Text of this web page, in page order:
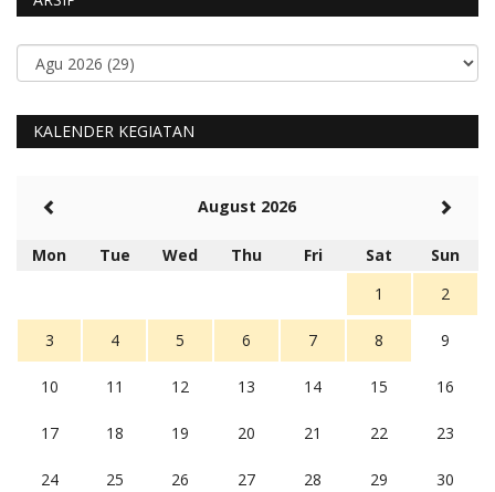
KALENDER KEGIATAN
August 2026
Mon Tue Wed Thu Fri Sat
Sun
1
2
3 4 5 6 7 8 9
10 11 12 13 14 15 16
17 18 19 20 21 22 23
24 25 26 27 28 29 30